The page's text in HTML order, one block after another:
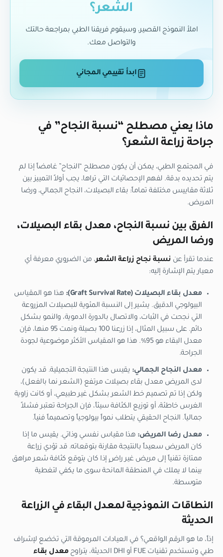
الشعر؟
املأ النموذج القصير، وسيقوم فريقنا الطبي بمراجعة حالتك
والتواصل معك.
ابدأ تقييمي المجاني
ماذا يعني مصطلح “نسبة النجاح” في
جراحة زراعة الشعر؟
في المجتمع الطبي، يمكن أن يكون مصطلح “النجاح” غامضاً إذا لم
يتم تحديده بدقة. لفهم الإحصائيات التي تراها، يجب أولاً التمييز بين
ثلاثة مقاييس مختلفة تماماً: بقاء البصيلات، النجاح الجمالي، ورضا
المريض.
الفرق بين نسبة النجاح، معدل بقاء البصيلات،
ورضا المريض
عندما تقرأ عن نسبة نجاح زراعة الشعر، من الضروري معرفة أي
معيار يتم الإشارة إليه:
معدل بقاء البصيلات (Graft Survival Rate):
هذا هو المقياس
البيولوجي الدقيق. يشير إلى النسبة المئوية للبصيلات المزروعة
التي نجحت في الثبات، والاتصال بالدورة الدموية، والنمو بشكل
دائم. على سبيل المثال، إذا زرعنا 100 بصيلة ونمت 95 منها، فإن
معدل البقاء هو 95%. هذا هو المقياس الأكثر موضوعية لجودة
الجراحة.
معدل النجاح الجمالي: يقيس هذا النتيجة التجميلية. قد يكون
لدى المريض معدل بقاء بصيلات مرتفع (الشعر نما بالفعل)،
ولكن إذا تم تصميم خط الشعر بشكل غير طبيعي، أو كانت زاوية
الغرس خاطئة، أو توزيع الكثافة سيئاً، فإن الجراحة تعتبر فشلاً
جمالياً. النجاح الحقيقي يتطلب نمواً بيولوجياً وتصميماً فنياً.
معدل رضا المريض: هذا مقياس نفسي وذاتي. يقيس ما إذا
كان المريض سعيداً بالنتيجة مقارنة بتوقعاته. قد تؤدي زراعة
ممتازة تقنياً إلى مريض غير راضٍ إذا كان يتوقع كثافة شعر مراهق
بينما لا يملك في المنطقة المانحة سوى ما يكفي لتغطية
متوسطة.
النطاقات النموذجية لمعدل البقاء في الزراعة
الحديثة
إذاً، ما هو الرقم الواقعي؟ في العيادات المرموقة التي تخضع لإشراف
طبي وتستخدم تقنيات FUE أو DHI الحديثة، يتراوح
معدل بقاء